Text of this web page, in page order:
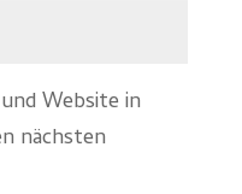
Website in
nächsten